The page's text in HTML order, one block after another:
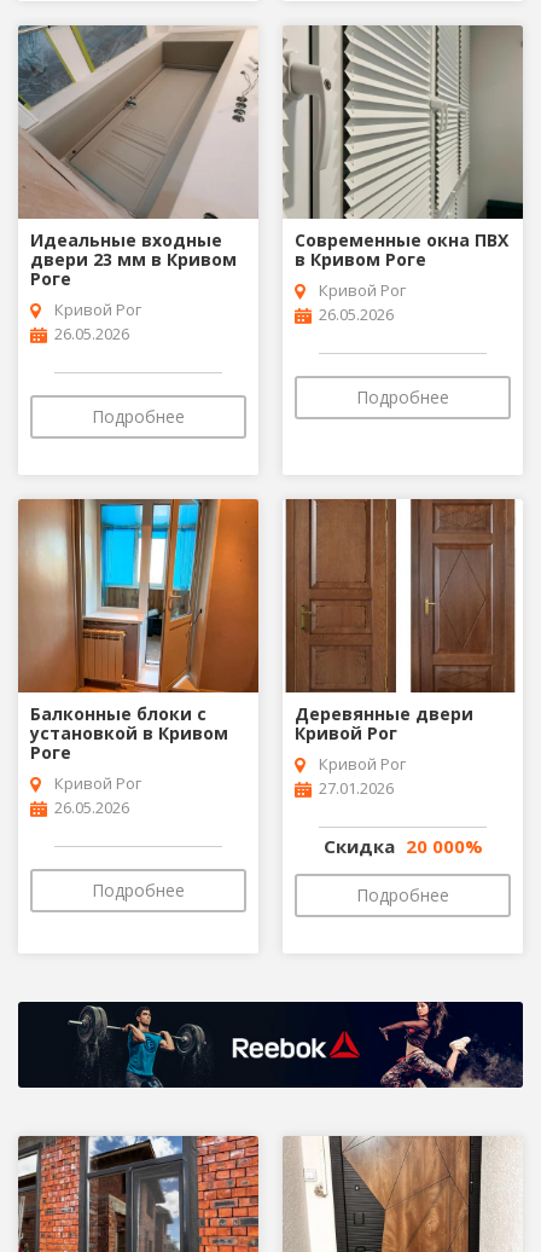
Идеальные входные
двери 23 мм в Кривом
Роге
Кривой Рог
26.05.2026
Подробнее
Современные окна ПВХ
в Кривом Роге
Кривой Рог
26.05.2026
Подробнее
Балконные блоки с
установкой в Кривом
Роге
Кривой Рог
26.05.2026
Подробнее
Деревянные двери
Кривой Рог
Кривой Рог
27.01.2026
Скидка 20 000%
Подробнее